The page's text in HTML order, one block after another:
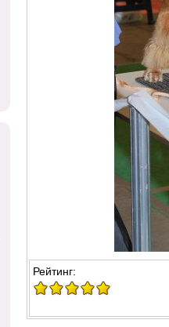
Рейтинг: